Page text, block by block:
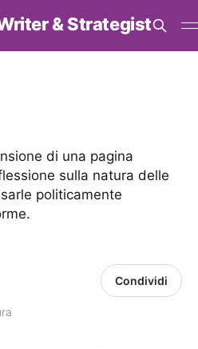
& Strategist
di una pagina
sulla natura delle
politicamente
Condividi